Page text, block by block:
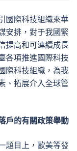
國際科技組織來華
安排，對于我國緊
提高和可連續成長
各項推進國際科技
際科技組織，為我
、拓展介入全球管
戶的有關政策舉動
題目上，歐美等發